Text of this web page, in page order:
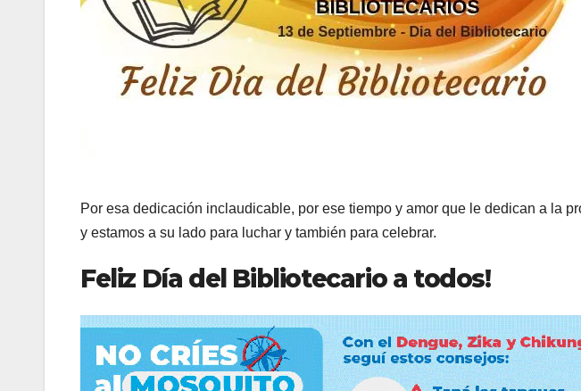
Por esa dedicación inclaudicable, por ese tiempo y amor que le dedican a la
y estamos a su lado para luchar y también para celebrar.
Feliz Día del Bibliotecario a todos!